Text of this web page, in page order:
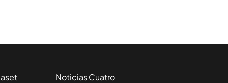
Noticias Cuatro